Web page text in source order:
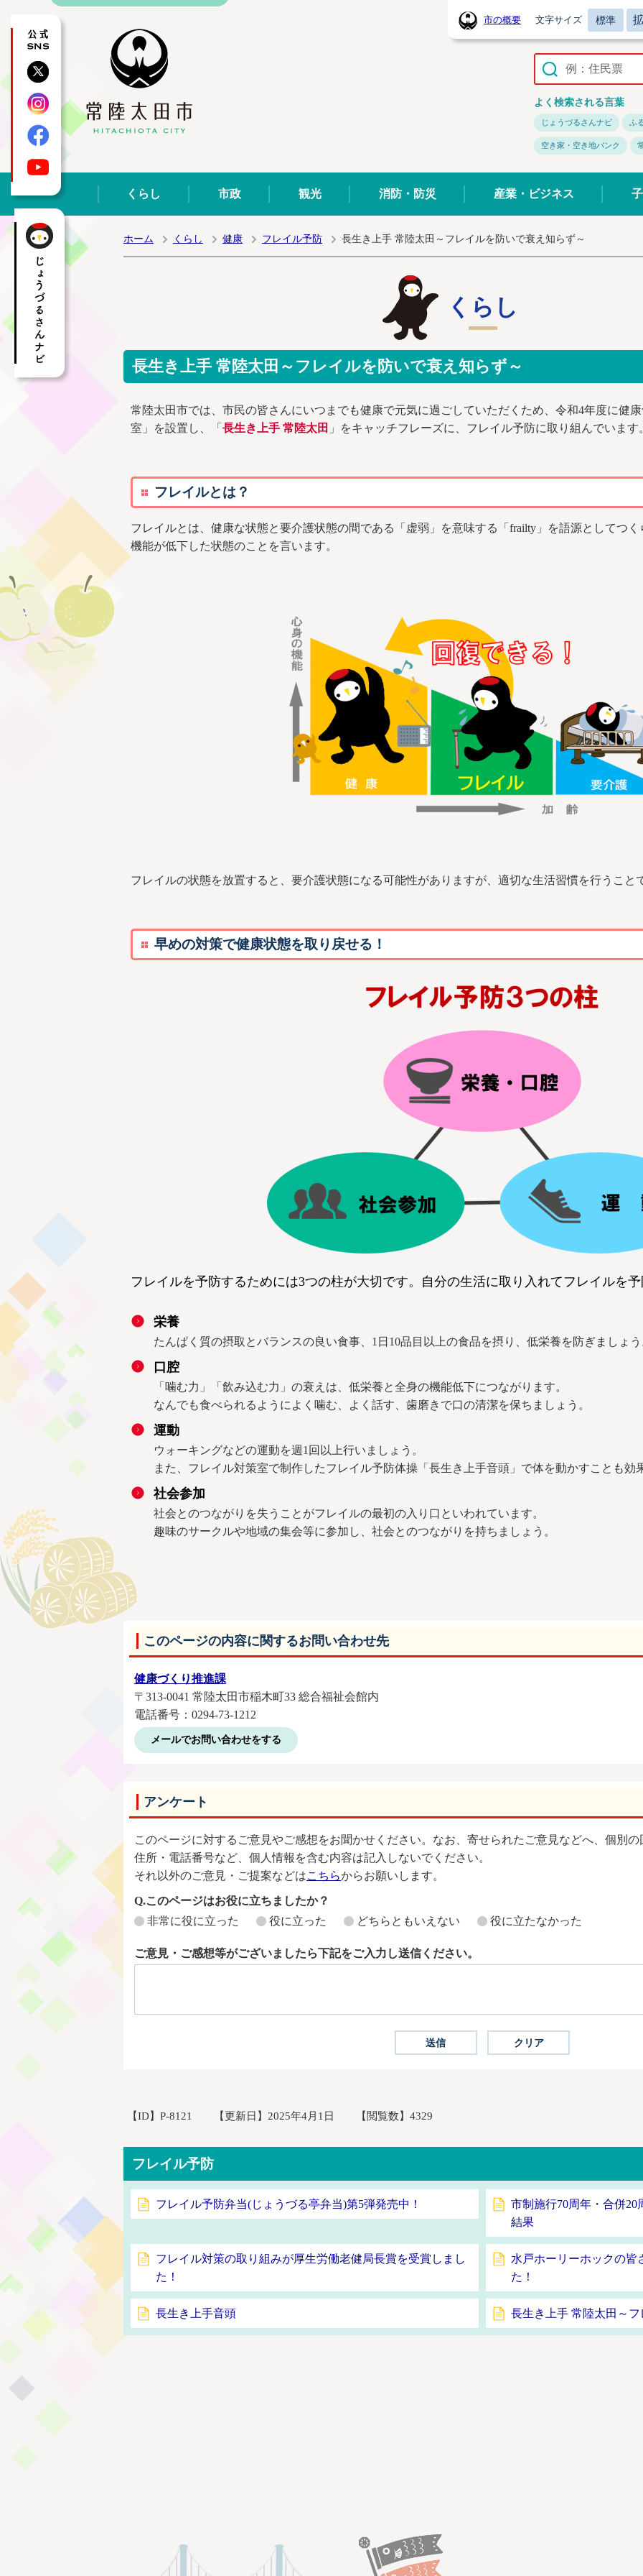
常陸太田市ホームページ
市の概要 文字サイズ 標準
よく検索される言葉
じょうづるさんナビ ふ
空き家・空き地バンク
公式SNS
X
Instagram
Facebook
YouTube くらし 市政 観光 消防・防災 産業・ビジネス
ホーム くらし 健康 フレイル予防 長生き上手 常陸太田～フレイルを防いで衰え知らず～
くらし
長生き上手 常陸太田～フレイルを防いで衰え知らず～
常陸太田市では、市民の皆さんにいつまでも健康で元気に過ごしていただくため、令和4年度に健
室」を設置し、「 長生き上手 常陸太田 」をキャッチフレーズに、フレイル予防に取り組んでいます
フレイルとは？
フレイルとは、健康な状態と要介護状態の間である「虚弱」を意味する「frailty」を語源としてつ
機能が低下した状態のことを言います。
フレイルの状態を放置すると、要介護状態になる可能性がありますが、適切な生活習慣を行うこと
早めの対策で健康状態を取り戻せる！
フレイルを予防するためには3つの柱が大切です。自分の生活に取り入れてフレイルを予
栄養
たんぱく質の摂取とバランスの良い食事、1日10品目以上の食品を摂り、低栄養を防ぎましょう
口腔
「噛む力」「飲み込む力」の衰えは、低栄養と全身の機能低下につながります。
なんでも食べられるようによく噛む、よく話す、歯磨きで口の清潔を保ちましょう。
運動
ウォーキングなどの運動を週1回以上行いましょう。
また、フレイル対策室で制作したフレイル予防体操「長生き上手音頭」で体を動かすことも効
社会参加
社会とのつながりを失うことがフレイルの最初の入り口といわれています。
趣味のサークルや地域の集会等に参加し、社会とのつながりを持ちましょう。
このページの内容に関するお問い合わせ先
健康づくり推進課
〒313-0041 常陸太田市稲木町33 総合福祉会館内
電話番号：0294-73-1212
メールでお問い合わせをする
アンケート
このページに対するご意見やご感想をお聞かせください。なお、寄せられたご意見などへ、個別の
住所・電話番号など、個人情報を含む内容は記入しないでください。
それ以外のご意見・ご提案などはこちらからお願いします。
Q.このページはお役に立ちましたか？
非常に役に立った
役に立った どちらともいえない 役に立たなかった
ご意見・ご感想等がございましたら下記をご入力し送信ください。
【ID】 P-8121 【更新日】 2025年4月1日 【閲覧数】 4329
フレイル予防
フレイル予防弁当(じょうづる亭弁当)第5弾発売中！
市制施行70周年・合併
結果
フレイル対策の取り組みが厚生労働老健局長賞を受賞しまし
た！
水戸ホーリーホックの皆
た！
長生き上手音頭 長生き上手 常陸太田～